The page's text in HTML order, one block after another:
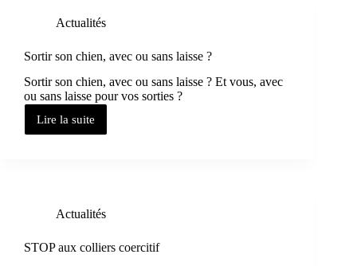
Actualités
Sortir son chien, avec ou sans laisse ?
Sortir son chien, avec ou sans laisse ? Et vous, avec
ou sans laisse pour vos sorties ?
Lire la suite
Actualités
STOP aux colliers coercitif